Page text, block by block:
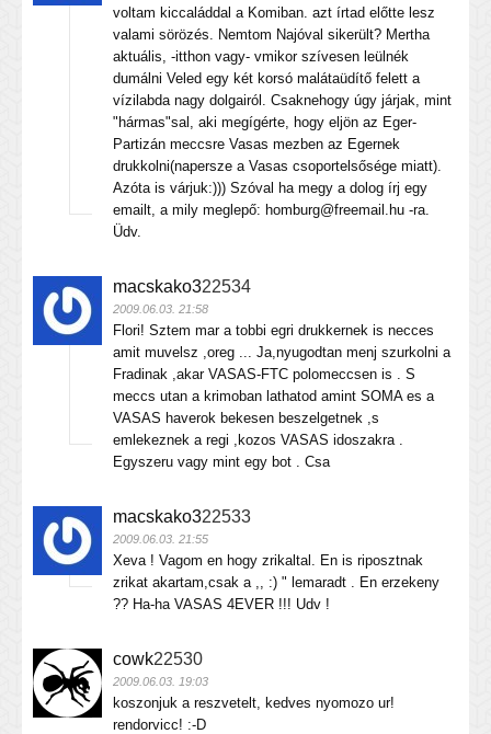
voltam kiccaláddal a Komiban. azt írtad előtte lesz
valami sörözés. Nemtom Najóval sikerült? Mertha
aktuális, -itthon vagy- vmikor szívesen leülnék
dumálni Veled egy két korsó malátaüdítő felett a
vízilabda nagy dolgairól. Csaknehogy úgy járjak, mint
"hármas"sal, aki megígérte, hogy eljön az Eger-
Partizán meccsre Vasas mezben az Egernek
drukkolni(napersze a Vasas csoportelsősége miatt).
Azóta is várjuk:))) Szóval ha megy a dolog írj egy
emailt, a mily meglepő: homburg@freemail.hu -ra.
Üdv.
macskako322534
2009.06.03. 21:58
Flori! Sztem mar a tobbi egri drukkernek is necces
amit muvelsz ,oreg ... Ja,nyugodtan menj szurkolni a
Fradinak ,akar VASAS-FTC polomeccsen is . S
meccs utan a krimoban lathatod amint SOMA es a
VASAS haverok bekesen beszelgetnek ,s
emlekeznek a regi ,kozos VASAS idoszakra .
Egyszeru vagy mint egy bot . Csa
macskako322533
2009.06.03. 21:55
Xeva ! Vagom en hogy zrikaltal. En is riposztnak
zrikat akartam,csak a ,, :) " lemaradt . En erzekeny
?? Ha-ha VASAS 4EVER !!! Udv !
cowk22530
2009.06.03. 19:03
koszonjuk a reszvetelt, kedves nyomozo ur!
rendorvicc! :-D